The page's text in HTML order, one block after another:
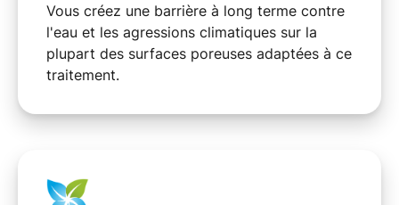
Vous créez une barrière à long terme contre
l'eau et les agressions climatiques sur la
plupart des surfaces poreuses adaptées à ce
traitement.